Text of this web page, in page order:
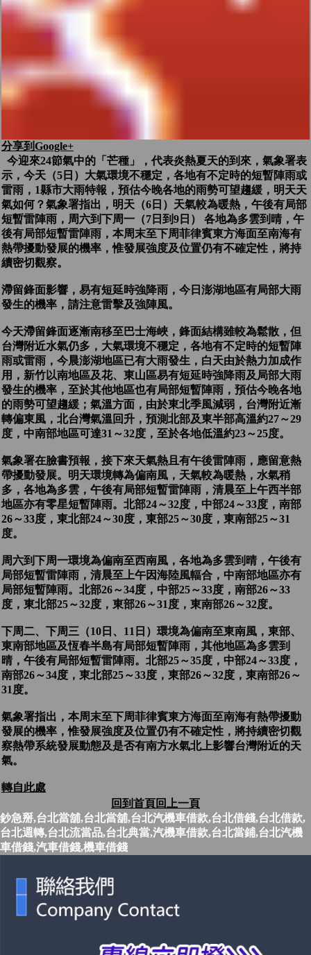
分享到Google+
今迎來24節氣中的「芒種」，代表炎熱夏天的到來，氣象署表
示，今天（5日）大氣環境不穩定，各地有不定時的短暫陣雨或
雷雨，1縣市大雨特報，預估今晚各地的雨勢可望趨緩，明天天
氣如何？氣象署指出，明天（6日）天氣較為暖熱，午後有局部
短暫雷陣雨，周六到下周一（7日到9日） 各地為多雲到晴，午
後有局部短暫雷陣雨，本周末至下周菲律賓東方海面至南海有
熱帶擾動發展的機率，惟發展強度及位置仍有不確定性，將持
續密切觀察。
滯留鋒面影響，易有短延時強降雨，今日澎湖地區有局部大雨
發生的機率，請注意雷擊及強陣風。
今天滯留鋒面逐漸南移至巴士海峽，鋒面結構雖較為鬆散，但
台灣附近水氣仍多，大氣環境不穩定，各地有不定時的短暫陣
雨或雷雨，今晨澎湖地區已有大雨發生，白天由於熱力加成作
用，新竹以南地區及花、東山區易有短延時強降雨及局部大雨
發生的機率，至於其他地區也有局部短暫陣雨，預估今晚各地
的雨勢可望趨緩；氣溫方面，由於東北季風減弱，台灣附近漸
轉偏東風，北台灣氣溫回升，預測北部及東半部高溫約27～29
度，中南部地區可達31～32度，至於各地低溫約23～25度。
氣象署在臉書預報，接下來天氣熱且有午後雷陣雨，應留意熱
帶擾動發展。明天環境轉為偏南風，天氣較為暖熱，水氣稍
多，各地為多雲，午後有局部短暫雷陣雨，清晨至上午西半部
地區亦有零星短暫陣雨。北部24～32度，中部24～33度，南部
26～33度，東北部24～30度，東部25～30度，東南部25～31
度。
周六到下周一環境為偏南至西南風，各地為多雲到晴，午後有
局部短暫雷陣雨，清晨至上午因海陸風輻合，中南部地區亦有
局部短暫陣雨。北部26～34度，中部25～33度，南部26～33
度，東北部25～32度，東部26～31度，東南部26～32度。
下周二、下周三（10日、11日）環境為偏南至東南風，東部、
東南部地區及恆春半島有局部短暫陣雨，其他地區為多雲到
晴，午後有局部短暫雷陣雨。北部25～35度，中部24～33度，
南部26～34度，東北部25～33度，東部26～32度，東南部26～
31度。
氣象署指出，本周末至下周菲律賓東方海面至南海有熱帶擾動
發展的機率，惟發展強度及位置仍有不確定性，將持續密切觀
察熱帶系統發展動態及是否有南方水氣北上影響台灣附近的天
氣。
轉自此處
回到首頁回上一頁
鈔急掰,台北當舖,台北當舖,台北汽機車借款,台北借錢,台北借款,
台北週轉,台北流當品,台北典當,汽機車借款,台北當鋪,台北汽機
車借錢,汽車借錢,機車借錢